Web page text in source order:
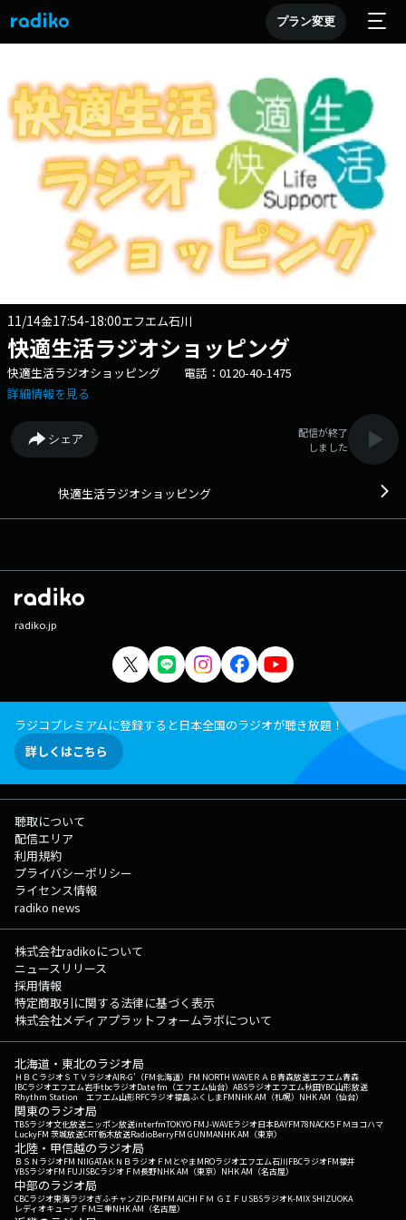
プラン変更
11/14金17:54-18:00エフエム石川
快適生活ラジオショッピング
快適生活ラジオショッピング 電話：0120-40-1475
詳細情報を見る
シェア
配信が終了
しました
快適生活ラジオショッピング
radiko.jp
ラジコプレミアムに登録すると日本全国のラジオが聴き放題！
詳しくはこちら
聴取について
配信エリア
利用規約
プライバシーポリシー
ライセンス情報
radiko news
株式会社radikoについて
ニュースリリース
採用情報
特定商取引に関する法律に基づく表示
株式会社メディアプラットフォームラボについて
北海道・東北のラジオ局
ＨＢＣラジオＳＴＶラジオAIR-G'（FM北海道） FM NORTH WAVEＲＡＢ青森放送エフエム青森
IBCラジオエフエム岩手tbcラジオDate fm（エフエム仙台） ABSラジオエフエム秋田YBC山形放送
Rhythm Station エフエム山形RFCラジオ福島ふくしまFMNHK AM（札幌） NHK AM（仙台）
関東のラジオ局
TBSラジオ文化放送ニッポン放送interfmTOKYO FMJ-WAVEラジオ日本BAYFM78NACK5 ＦＭヨコハマ
LuckyFM 茨城放送CRT栃木放送RadioBerryFM GUNMANHK AM（東京）
北陸・甲信越のラジオ局
ＢＳＮラジオFM NIIGATAＫＮＢラジオ ＦＭとやまMROラジオエフエム石川FBCラジオFM福井
YBSラジオFM FUJISBCラジオ ＦＭ長野NHK AM（東京） NHK AM（名古屋）
中部のラジオ局
CBCラジオ東海ラジオぎふチャンZIP-FMFM AICHI ＦＭ ＧＩＦＵ SBSラジオK-MIX SHIZUOKA
レディオキューブ ＦＭ三重NHK AM（名古屋）